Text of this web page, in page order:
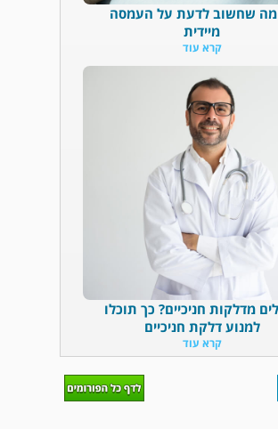
מה שחשוב לדעת על העמסה
מיידית
קרא עוד
מדלקות חניכיים? כך תוכלו
למנוע דלקת חניכיים
קרא עוד